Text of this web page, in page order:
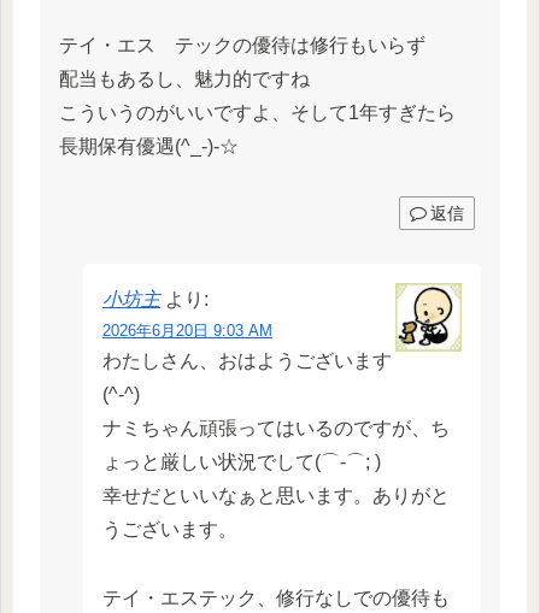
テイ・エス テックの優待は修行もいらず
配当もあるし、魅力的ですね
こういうのがいいですよ、そして1年すぎたら
長期保有優遇(^_-)-☆
返信
小坊主 より:
2026年6月20日 9:03 AM
わたしさん、おはようございます
(^-^)
ナミちゃん頑張ってはいるのですが、ち
ょっと厳しい状況でして(⌒-⌒; )
幸せだといいなぁと思います。ありがと
うございます。
テイ・エステック、修行なしでの優待も